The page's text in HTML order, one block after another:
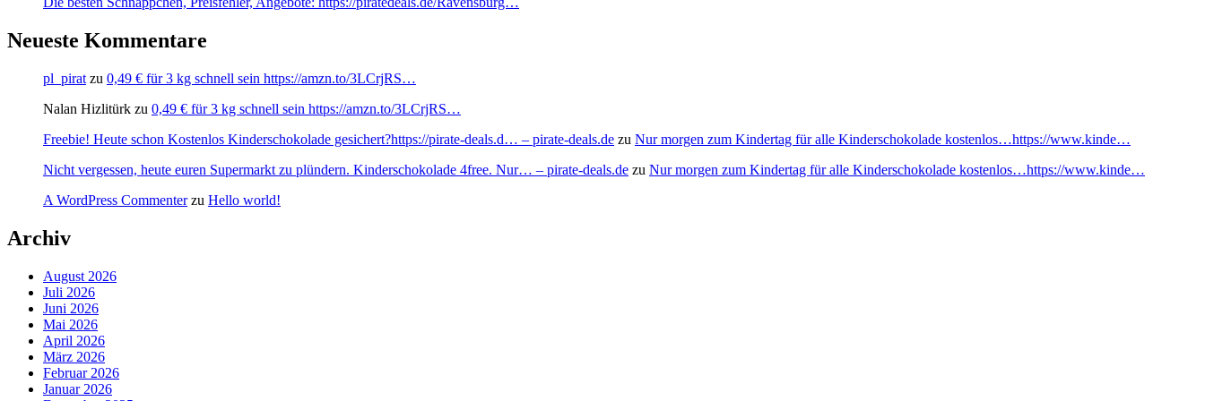
Neueste Kommentare
pl_pirat zu 0,49 € für 3 kg schnell sein https://amzn.to/3LCrjRS…
Nalan Hizlitürk zu 0,49 € für 3 kg schnell sein https://amzn.to/3LCrjRS…
Freebie! Heute schon Kostenlos Kinderschokolade gesichert?https://pirate-deals.d… – pirate-deals.de zu Nur morgen zum Kindertag für alle Kinderschokolade kostenlos…https://www.kinde…
Nicht vergessen, heute euren Supermarkt zu plündern. Kinderschokolade 4free. Nur… – pirate-deals.de zu Nur morgen zum Kindertag für alle Kinderschokolade kostenlos…https://www.kinde…
A WordPress Commenterzu Hello world!
Archiv
August 2026
Juli 2026
Juni 2026
Mai 2026
April 2026
März 2026
Februar 2026
Januar 2026